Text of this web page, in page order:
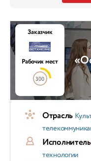
Заказчик
Рабочих мест
300
Отрасль
Исполнитель
технологии